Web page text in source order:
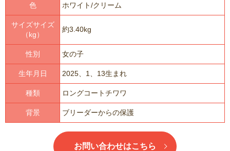
色 ホワイト/クリーム
サイズサイズ
（kg）
約3.40kg
性別 女の子
生年月日 2025、1、13生まれ
種類 ロングコートチワワ
背景 ブリーダーからの保護
お問い合わせはこちら